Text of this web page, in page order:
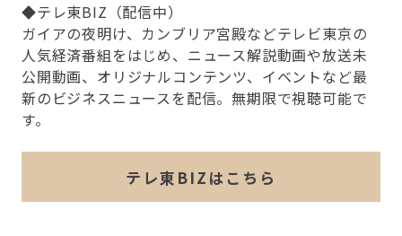
◆テレ東BIZ（配信中）
ガイアの夜明け、カンブリア宮殿などテレビ東京の
人気経済番組をはじめ、ニュース解説動画や放送未
公開動画、オリジナルコンテンツ、イベントなど最
新のビジネスニュースを配信。無期限で視聴可能で
す。
テレ東BIZはこちら